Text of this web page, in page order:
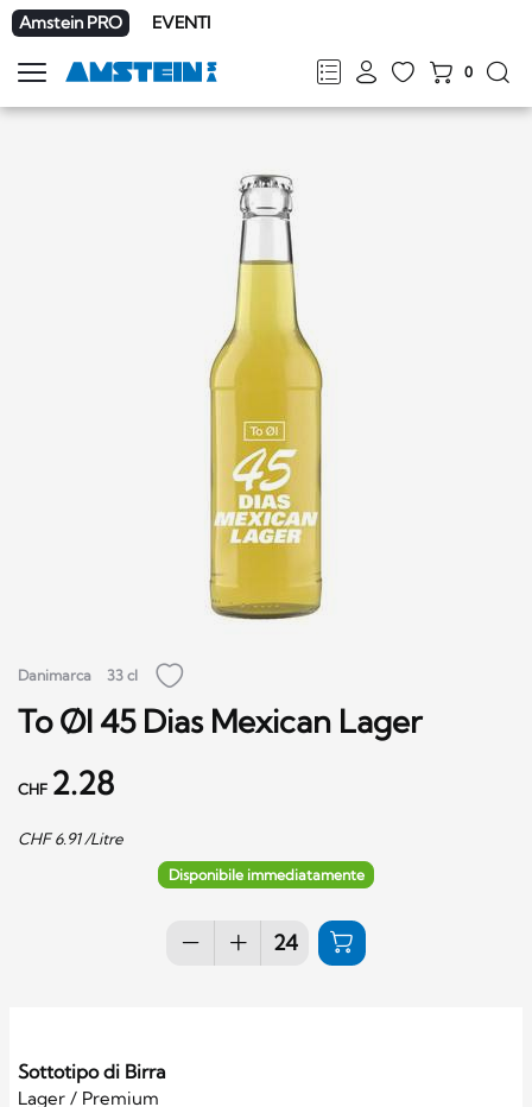
Amstein PRO EVENTI
FRDEENIT
0
Mostra
la
Danimarca 33 cl
To Øl 45 Dias Mexican Lager
CHF 2.28
CHF6.91/Litre
Disponibile immediatamente
Sottotipo di Birra
Lager / Premium